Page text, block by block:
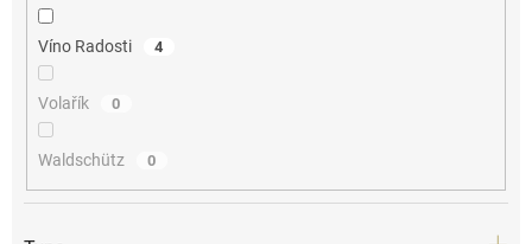
Víno Radosti 4
Volařík 0
Waldschütz 0